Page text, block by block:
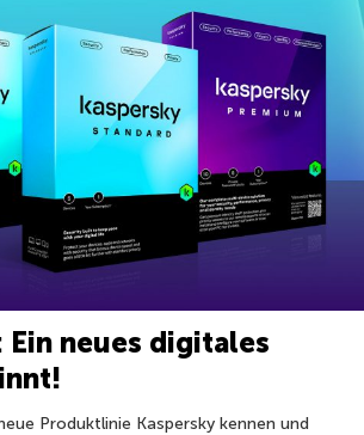
Ein neues digitales
Produktlinie Kaspersky kennen und